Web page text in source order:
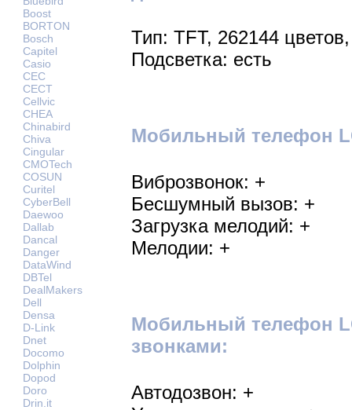
Boost
BORTON
Bosch
Capitel
Casio
CEC
CECT
Cellvic
CHEA
Chinabird
Chiva
Cingular
CMOTech
COSUN
Curitel
CyberBell
Daewoo
Dallab
Dancal
Danger
DataWind
DBTel
DealMakers
Dell
Densa
D-Link
Dnet
Docomo
Dolphin
Dopod
Doro
Drin.it
Тип: TFT, 262144
Подсветка: есть
Мобильный телефон
Виброзвонок: +
Бесшумный вызов: +
Загрузка мелодий: +
Мелодии: +
Мобильный телефон
звонками:
Автодозвон: +